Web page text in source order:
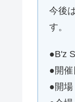
今後
す。
●B'z
●開
●開